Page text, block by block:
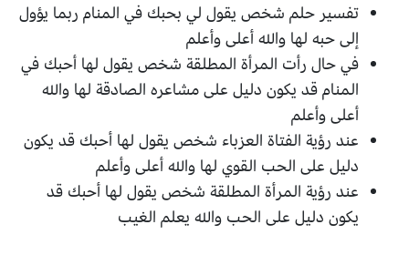
تفسير حلم شخص يقول لي بحبك في المنام ربما يؤول
إلى حبه لها والله أعلى وأعلم
في حال رأت المرأة المطلقة شخص يقول لها أحبك في
المنام قد يكون دليل على مشاعره الصادقة لها والله
أعلى وأعلم
عند رؤية الفتاة العزباء شخص يقول لها أحبك قد يكون
دليل على الحب القوي لها والله أعلى وأعلم
عند رؤية المرأة المطلقة شخص يقول لها أحبك قد
يكون دليل على الحب والله يعلم الغيب